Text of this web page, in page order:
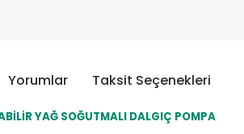
Yorumlar Taksit Seçenekleri
YAĞ SOĞUTMALI DALGIÇ POMPA